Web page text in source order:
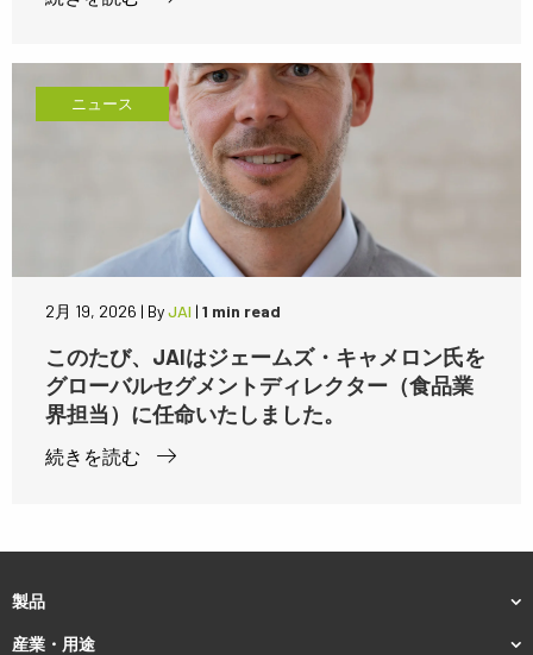
ニュース
2月 19, 2026 | ByJAI | 1 min read
このたび、JAIはジェームズ・キャメロン氏を
グローバルセグメントディレクター（食品業
界担当）に任命いたしました。
続きを読む
製品
産業・用途